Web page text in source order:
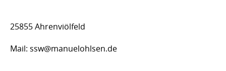
25855 Ahrenviölfeld
Mail: ssw@manuelohlsen.de